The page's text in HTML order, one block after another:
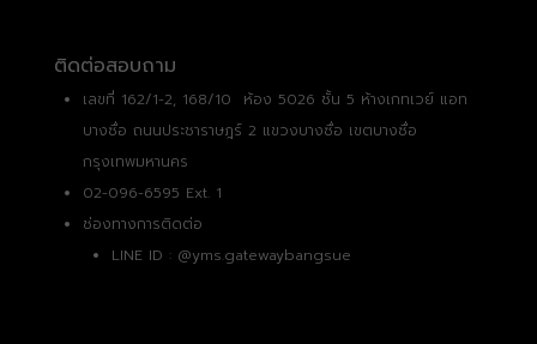
ติดต่อสอบถาม
เลขที่ 162/1-2, 168/10 ห้อง 5026 ชั้น 5 ห้างเกทเวย์ แอท
บางซื่อ ถนนประชาราษฎร์ 2 แขวงบางซื่อ เขตบางซื่อ
กรุงเทพมหานคร
02-096-6595 Ext. 1
ช่องทางการติดต่อ
LINE ID : @yms.gatewaybangsue